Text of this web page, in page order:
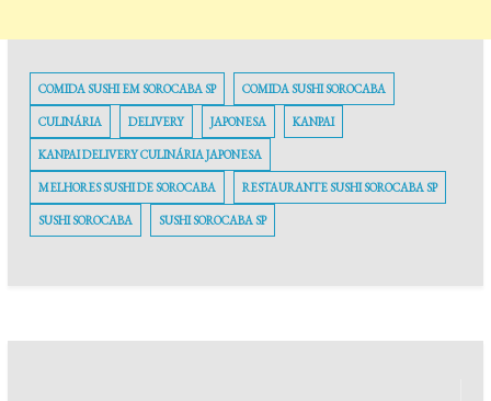
COMIDA SUSHI EM SOROCABA SP COMIDA SUSHI SOROCABA
CULINÁRIA DELIVERY JAPONESA KANPAI
KANPAI DELIVERY CULINÁRIA JAPONESA
MELHORES SUSHI DE SOROCABA RESTAURANTE SUSHI SOROCABA SP
SUSHI SOROCABA SUSHI SOROCABA SP